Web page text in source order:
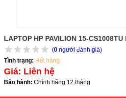
LAPTOP HP PAVILION 15-
(0 người đánh giá)
Tình trạng: Hết hàng
Giá: Liên hệ
Bảo hành: Chính hãng 12 tháng